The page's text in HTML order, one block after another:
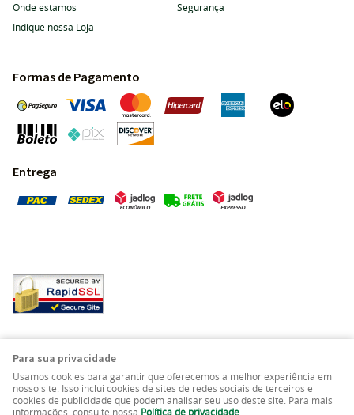
Onde estamos
Indique nossa Loja
Segurança
Formas de Pagamento
Entrega
LOJA VIRTUAL CRIADA POR
Para sua privacidade
Usamos cookies para garantir que oferecemos a melhor experiência em
nosso site. Isso inclui cookies de sites de redes sociais de terceiros e
cookies de publicidade que podem analisar seu uso deste site. Para mais
informações, consulte nossa Política de privacidade